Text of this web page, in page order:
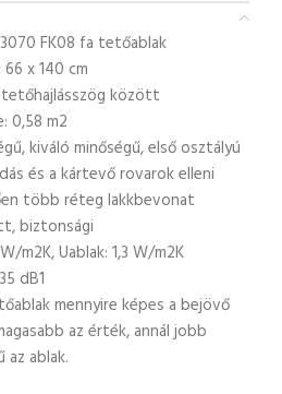
FK08 fa tetőablak
x 140 cm
tetőhajlásszög között
0,58 m2
kiváló minőségű, első osztályú
és a kártevő rovarok elleni
több réteg lakkbevonat
biztonsági
m2K, Uablak: 1,3 W/m2K
dB1
mennyire képes a bejövő
az érték, annál jobb
ablak.